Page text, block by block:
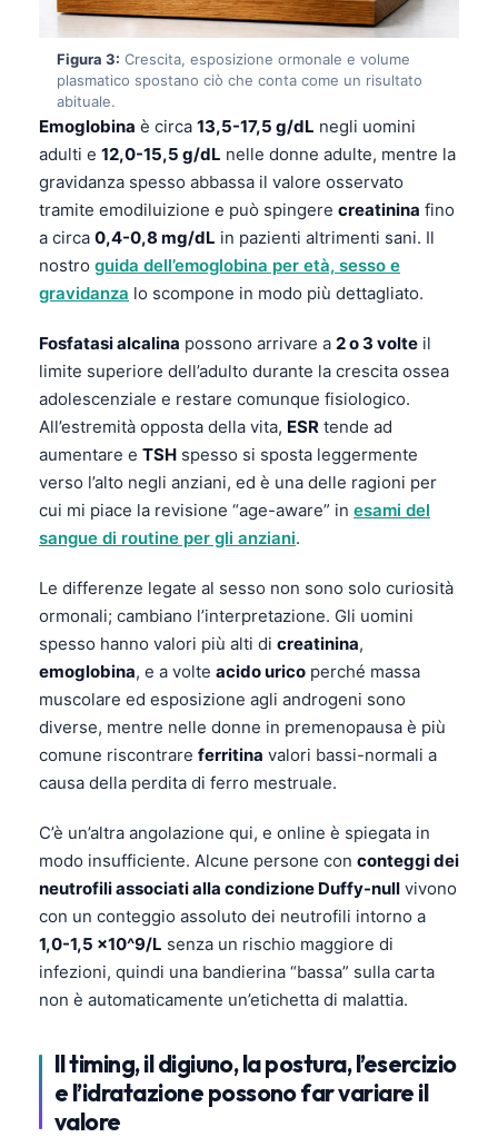
Figura 3: Crescita, esposizione ormonale e volume
plasmatico spostano ciò che conta come un risultato
abituale.
Emoglobina è circa 13,5-17,5 g/dL negli uomini
adulti e 12,0-15,5 g/dL nelle donne adulte, mentre la
gravidanza spesso abbassa il valore osservato
tramite emodiluizione e può spingere creatinina fino
a circa 0,4-0,8 mg/dL in pazienti altrimenti sani. Il
nostro guida dell’emoglobina per età, sesso e
gravidanza lo scompone in modo più dettagliato.
Fosfatasi alcalina possono arrivare a 2 o 3 volte il
limite superiore dell’adulto durante la crescita ossea
adolescenziale e restare comunque fisiologico.
All’estremità opposta della vita, ESR tende ad
aumentare e TSH spesso si sposta leggermente
verso l’alto negli anziani, ed è una delle ragioni per
cui mi piace la revisione “age-aware” in esami del
sangue di routine per gli anziani.
Le differenze legate al sesso non sono solo curiosità
ormonali; cambiano l’interpretazione. Gli uomini
spesso hanno valori più alti di creatinina,
emoglobina, e a volte acido urico perché massa
muscolare ed esposizione agli androgeni sono
diverse, mentre nelle donne in premenopausa è più
comune riscontrare ferritina valori bassi-normali a
causa della perdita di ferro mestruale.
C’è un’altra angolazione qui, e online è spiegata in
modo insufficiente. Alcune persone con conteggi dei
neutrofili associati alla condizione Duffy-null vivono
con un conteggio assoluto dei neutrofili intorno a
1,0-1,5 x10^9/L senza un rischio maggiore di
infezioni, quindi una bandierina “bassa” sulla carta
non è automaticamente un’etichetta di malattia.
Il timing, il digiuno, la postura, l’esercizio
e l’idratazione possono far variare il
valore